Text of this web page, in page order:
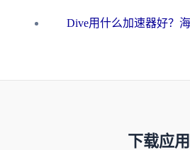
下载应用